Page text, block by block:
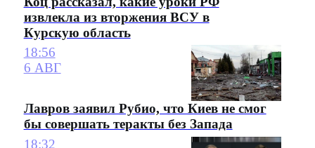
извлекла из вторжения ВСУ в
Курскую область
18:56
6 АВГ
Лавров заявил Рубио, что Киев не смог
бы совершать теракты без Запада
18:32